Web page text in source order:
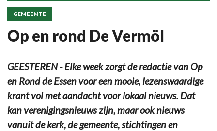
GEMEENTE
Op en rond De Vermöl
GEESTEREN - Elke week zorgt de redactie van Op
en Rond de Essen voor een mooie, lezenswaardige
krant vol met aandacht voor lokaal nieuws. Dat
kan verenigingsnieuws zijn, maar ook nieuws
vanuit de kerk, de gemeente, stichtingen en